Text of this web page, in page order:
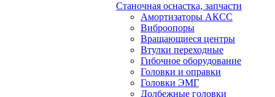
Станочная оснастка, запчасти
Амортизаторы АКСС
Виброопоры
Вращающиеся центры
Втулки переходные
Гибочное оборудование
Головки и оправки
Головки ЭМГ
Долбежные головки